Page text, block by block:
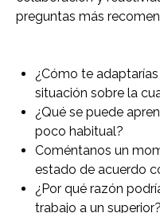
preguntas más
¿Cómo te
situación sobre la
¿Qué se puede
poco habitual?
Coméntanos un
estado de acuerdo
¿Por qué razón
trabajo a un superior?